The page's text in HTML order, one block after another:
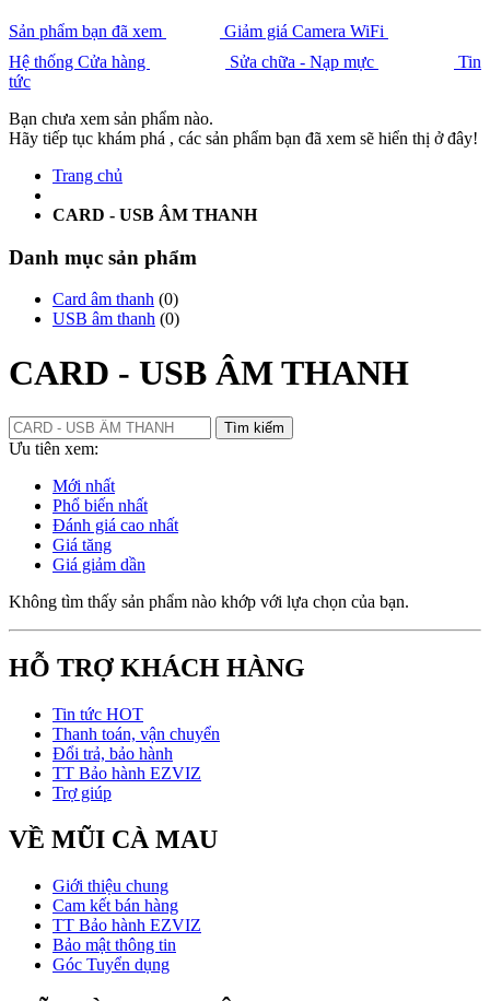
Sản phẩm bạn đã xem
Giảm giá Camera WiFi
Hệ thống Cửa hàng
Sửa chữa - Nạp mực
Tin
tức
Bạn chưa xem sản phẩm nào.
Hãy tiếp tục khám phá , các sản phẩm bạn đã xem sẽ hiển thị ở đây!
Trang chủ
CARD - USB ÂM THANH
Danh mục sản phẩm
Card âm thanh (0)
USB âm thanh (0)
CARD - USB ÂM THANH
Tìm kiếm
Ưu tiên xem:
Mới nhất
Phổ biến nhất
Đánh giá cao nhất
Giá tăng
Giá giảm dần
Không tìm thấy sản phẩm nào khớp với lựa chọn của bạn.
HỖ TRỢ KHÁCH HÀNG
Tin tức HOT
Thanh toán, vận chuyển
Đổi trả, bảo hành
TT Bảo hành EZVIZ
Trợ giúp
VỀ MŨI CÀ MAU
Giới thiệu chung
Cam kết bán hàng
TT Bảo hành EZVIZ
Bảo mật thông tin
Góc Tuyển dụng